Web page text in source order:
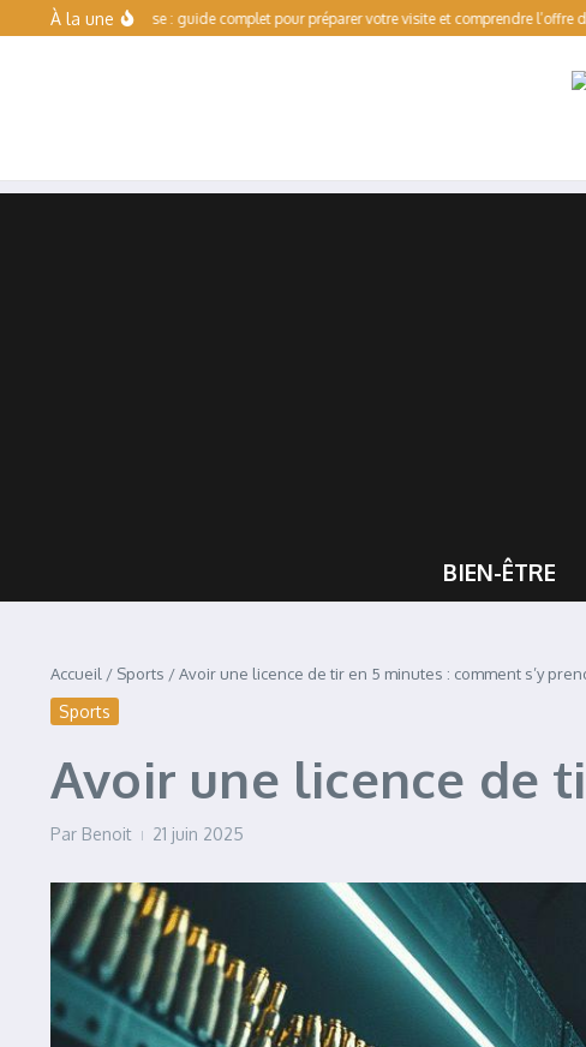
Aller au contenu
À la une
Toulouse : guide complet pour préparer votre visite et comprendre l’offre de la salle
BIEN-ÊTRE
Accueil / Sports /Avoir une licence de tir en 5 minutes : comment s’y
Sports
Avoir une licence de
Par Benoit 21 juin 2025